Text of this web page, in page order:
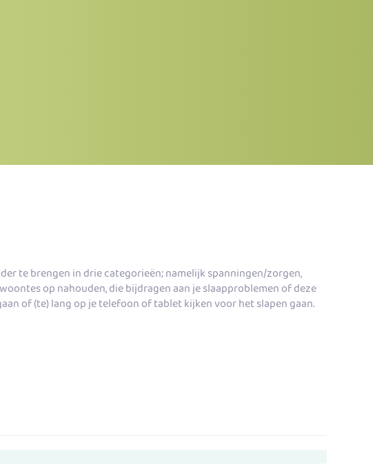
te brengen in drie categorieën;namelijk spanningen/zorgen,
op nahouden, die bijdragen aan je slaapproblemen of deze
of (te) lang op je telefoon of tablet kijken voor het slapen gaan.